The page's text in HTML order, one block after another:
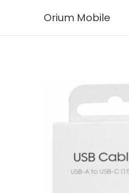
contenido
Orium Mobile